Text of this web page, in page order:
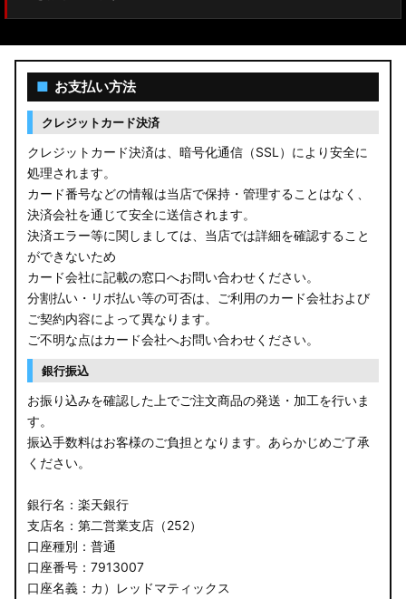
T32 エクストレイル
C28 セレナ
B21A デイズルークス
E13 ノート
E12 ノート
B44A/B45A B47A/B48A ルークス ハイウェイスター
JF3/4 N-BOX カスタム
JH3/4 N-WGN
JH1/2 N-WGN
RT5/6 RW1/2 CR-V
RU3/4 ヴェゼル
JW5 S660
■ お支払い方法
クレジットカード決済
クレジットカード決済は、暗号化通信（SSL）により安全に
処理されます。
カード番号などの情報は当店で保持・管理することはなく、
決済会社を通じて安全に送信されます。
決済エラー等に関しましては、当店では詳細を確認すること
ができないため
カード会社に記載の窓口へお問い合わせください。
分割払い・リボ払い等の可否は、ご利用のカード会社および
ご契約内容によって異なります。
ご不明な点はカード会社へお問い合わせください。
銀行振込
お振り込みを確認した上でご注文商品の発送・加工を行いま
す。
振込手数料はお客様のご負担となります。あらかじめご了承
ください。
銀行名：楽天銀行
支店名：第二営業支店（252）
口座種別：普通
口座番号：7913007
口座名義：カ）レッドマティックス